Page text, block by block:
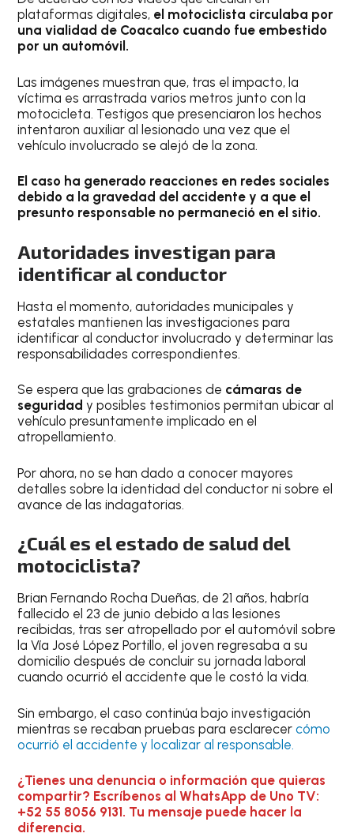
plataformas digitales, el motociclista circulaba por
una vialidad de Coacalco cuando fue embestido
por un automóvil.
Las imágenes muestran que, tras el impacto, la
víctima es arrastrada varios metros junto con la
motocicleta. Testigos que presenciaron los hechos
intentaron auxiliar al lesionado una vez que el
vehículo involucrado se alejó de la zona.
El caso ha generado reacciones en redes sociales
debido a la gravedad del accidente y a que el
presunto responsable no permaneció en el sitio.
Autoridades investigan para
identificar al conductor
Hasta el momento, autoridades municipales y
estatales mantienen las investigaciones para
identificar al conductor involucrado y determinar las
responsabilidades correspondientes.
Se espera que las grabaciones de cámaras de
seguridad y posibles testimonios permitan ubicar al
vehículo presuntamente implicado en el
atropellamiento.
Por ahora, no se han dado a conocer mayores
detalles sobre la identidad del conductor ni sobre el
avance de las indagatorias.
¿Cuál es el estado de salud del
motociclista?
Brian Fernando Rocha Dueñas, de 21 años, habría
fallecido el 23 de junio debido a las lesiones
recibidas, tras ser atropellado por el automóvil sobre
la Vía José López Portillo, el joven regresaba a su
domicilio después de concluir su jornada laboral
cuando ocurrió el accidente que le costó la vida.
Sin embargo, el caso continúa bajo investigación
mientras se recaban pruebas para esclarecercómo
ocurrió el accidente y localizar al responsable.
¿Tienes una denuncia o información que quieras
compartir? Escríbenos al WhatsApp de Uno TV:
+52 55 8056 9131. Tu mensaje puede hacer la
diferencia.